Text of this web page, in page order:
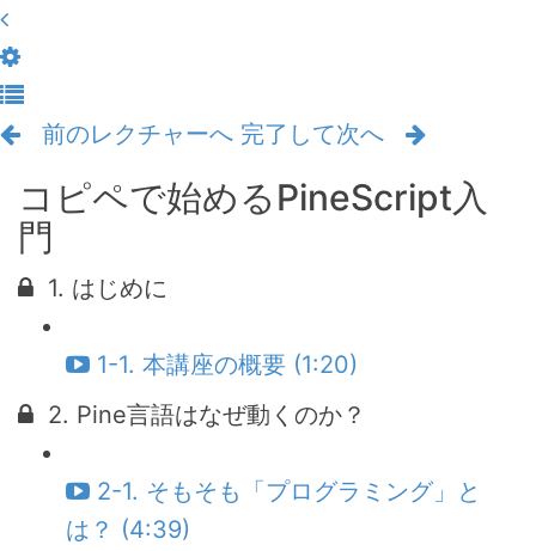
前のレクチャーへ 完了して次へ
コピペで始めるPineScript入
門
1. はじめに
1-1. 本講座の概要 (1:20)
2. Pine言語はなぜ動くのか？
2-1. そもそも「プログラミング」と
は？ (4:39)